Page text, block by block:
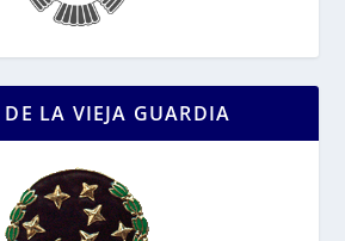
LA VIEJA GUARDIA